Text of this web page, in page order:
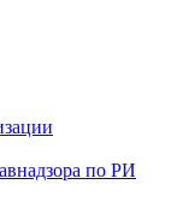
по РИ